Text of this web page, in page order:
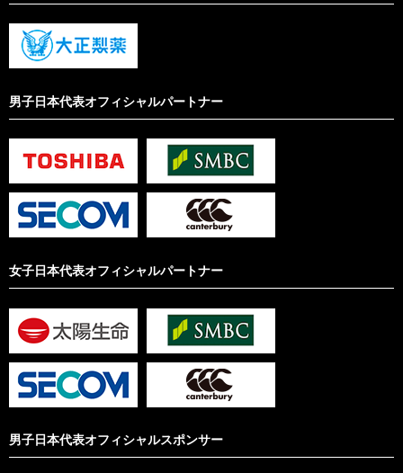
男子日本代表オフィシャルパートナー
女子日本代表オフィシャルパートナー
男子日本代表オフィシャルスポンサー